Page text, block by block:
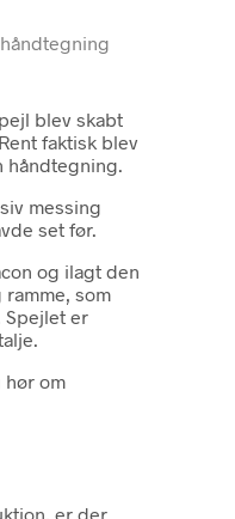
blev skabt
faktisk blev
håndtegning.
messing
set før.
og ilagt den
som
Spejlet er
hør om
er der